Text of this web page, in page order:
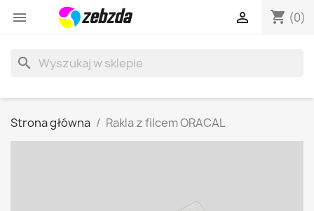
 shopping_cart (0)

search
Strona główna Rakla z filcem ORACAL